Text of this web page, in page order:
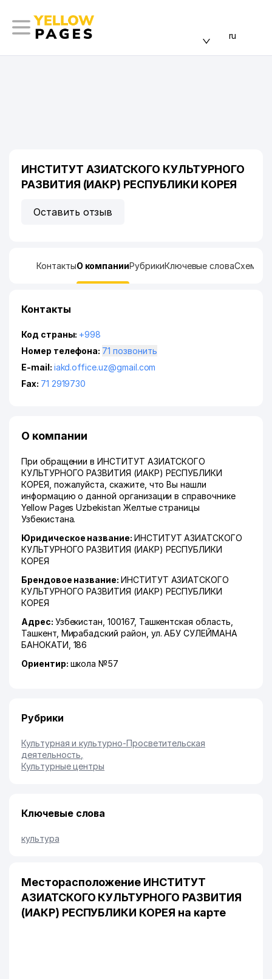
ru
ИНСТИТУТ АЗИАТСКОГО КУЛЬТУРНОГО
РАЗВИТИЯ (ИАКР) РЕСПУБЛИКИ КОРЕЯ
Оставить отзыв
КонтактыО компанииРубрикиКлючевые словаСхема
Контакты
Код страны: +998
Номер телефона:
71 позвонить
E-mail: iakd.office.uz@gmail.com
Fax: 71 2919730
О компании
При обращении в ИНСТИТУТ АЗИАТСКОГО
КУЛЬТУРНОГО РАЗВИТИЯ (ИАКР) РЕСПУБЛИКИ
КОРЕЯ, пожалуйста, скажите, что Вы нашли
информацию о данной организации в справочнике
Yellow Pages Uzbekistan Желтые страницы
Узбекистана.
Юридическое название: ИНСТИТУТ АЗИАТСКОГО
КУЛЬТУРНОГО РАЗВИТИЯ (ИАКР) РЕСПУБЛИКИ
КОРЕЯ
Брендовое название: ИНСТИТУТ АЗИАТСКОГО
КУЛЬТУРНОГО РАЗВИТИЯ (ИАКР) РЕСПУБЛИКИ
КОРЕЯ
Адрес: Узбекистан, 100167, Ташкентская область
Ташкент, Мирабадский район ул. АБУ СУЛЕЙМАНА
БАНОКАТИ , 186
Ориентир: школа №57
Рубрики
Культурная и культурно-Просветительская
деятельность
Культурные центры
Ключевые слова
культура
Месторасположение ИНСТИТУТ
АЗИАТСКОГО КУЛЬТУРНОГО РАЗВИТИЯ
(ИАКР) РЕСПУБЛИКИ КОРЕЯ на карте